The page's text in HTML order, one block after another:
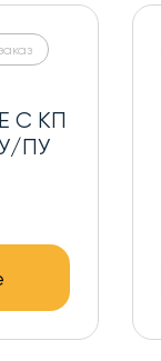
С КП
ПУ